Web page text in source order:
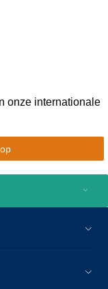
onze internationale